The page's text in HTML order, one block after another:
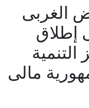
الغربى
إطلاق
مالى